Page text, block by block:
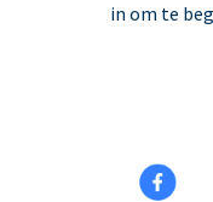
in om te